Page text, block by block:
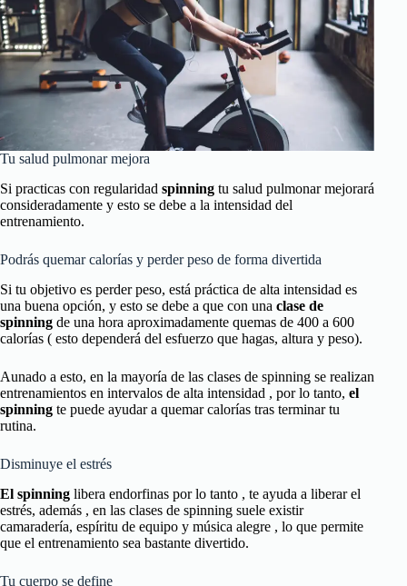
Tu salud pulmonar mejora
Si practicas con regularidad spinning tu salud pulmonar mejorará
consideradamente y esto se debe a la intensidad del
entrenamiento.
Podrás quemar calorías y perder peso de forma divertida
Si tu objetivo es perder peso, está práctica de alta intensidad es
una buena opción, y esto se debe a que con una clase de
spinning de una hora aproximadamente quemas de 400 a 600
calorías ( esto dependerá del esfuerzo que hagas, altura y peso).
Aunado a esto, en la mayoría de las clases de spinning se realizan
entrenamientos en intervalos de alta intensidad , por lo tanto, el
spinning te puede ayudar a quemar calorías tras terminar tu
rutina.
Disminuye el estrés
El spinning libera endorfinas por lo tanto , te ayuda a liberar el
estrés, además , en las clases de spinning suele existir
camaradería, espíritu de equipo y música alegre , lo que permite
que el entrenamiento sea bastante divertido.
Tu cuerpo se define